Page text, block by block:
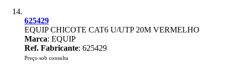
625429
EQUIP CHICOTE CAT6 U/UTP 20M VERMELHO
Marca: EQUIP
Ref. Fabricante: 625429
Preço sob consulta